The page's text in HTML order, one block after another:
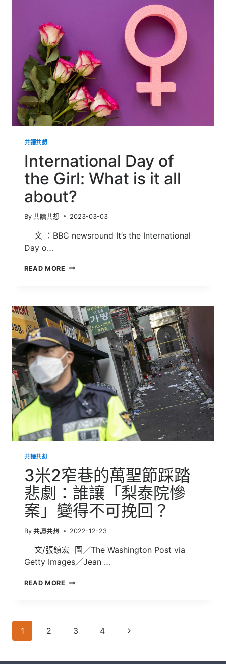
事
百
岳
老
手
的
山
難
生
共讀共想
International Day of
the Girl: What is it all
about?
By 共讀共想 2023-03-03
文 ：BBC newsround It’s the International
Day o…
READ MORE INTERNATIONAL
WHAT
IS
IT
ALL
ABOUT?
共讀共想
3米2窄巷的萬聖節踩踏
悲劇：誰讓「梨泰院慘
案」變得不可挽回？
By 共讀共想 2022-12-23
文/張鎮宏 圖／The Washington Post via
Getty Images／Jean …
READ MORE 3
Page
navigation
1 2 3 4
Next